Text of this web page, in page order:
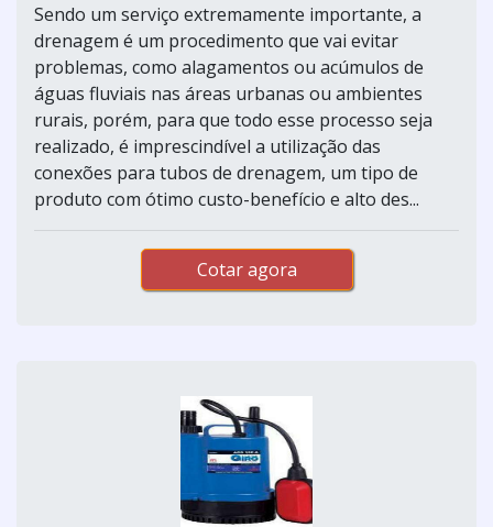
Sendo um serviço extremamente importante, a
drenagem é um procedimento que vai evitar
problemas, como alagamentos ou acúmulos de
águas fluviais nas áreas urbanas ou ambientes
rurais, porém, para que todo esse processo seja
realizado, é imprescindível a utilização das
conexões para tubos de drenagem, um tipo de
produto com ótimo custo-benefício e alto des...
Cotar agora